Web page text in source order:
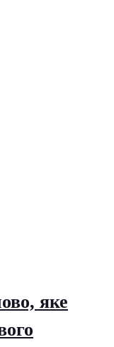
яке